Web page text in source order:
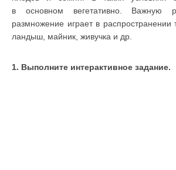
в основном вегетативно. Важную
размножение играет в распространении
ландыш, майник, живучка и др.
1. Выполните интерактивное задание.